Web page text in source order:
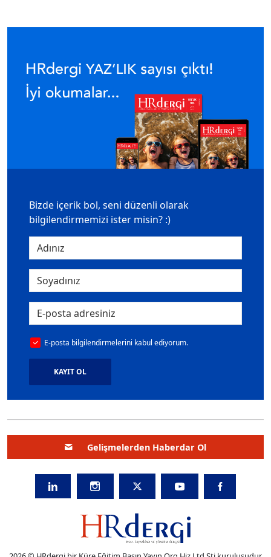
Bizde içerik bol, seni düzenli olarak
bilgilendirmemizi ister misin? :)
E-posta bilgilendirmelerini kabul ediyorum.
KAYIT OL
Gelişmelerden Haberdar Ol